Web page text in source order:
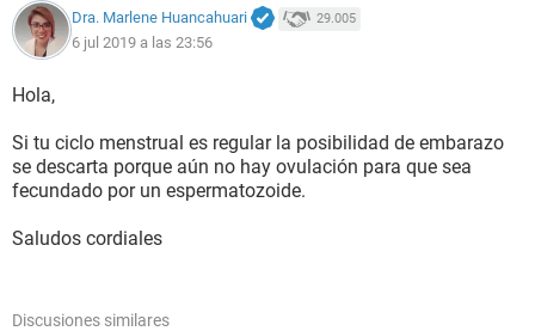
Dra. Marlene Huancahuari 29.005
6 jul 2019 a las 23:56
Hola,
Si tu ciclo menstrual es regular la posibilidad de embarazo
se descarta porque aún no hay ovulación para que sea
fecundado por un espermatozoide.
Saludos cordiales
Discusiones similares